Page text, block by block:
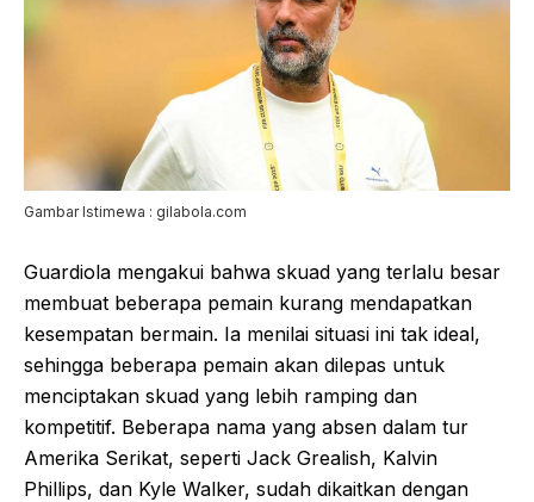
Gambar Istimewa : gilabola.com
Guardiola mengakui bahwa skuad yang terlalu besar
membuat beberapa pemain kurang mendapatkan
kesempatan bermain. Ia menilai situasi ini tak ideal,
sehingga beberapa pemain akan dilepas untuk
menciptakan skuad yang lebih ramping dan
kompetitif. Beberapa nama yang absen dalam tur
Amerika Serikat, seperti Jack Grealish, Kalvin
Phillips, dan Kyle Walker, sudah dikaitkan dengan